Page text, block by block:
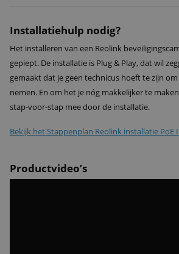
Installatiehulp nodig?
Het installeren van een Reolink
gepiept. De installatie is Plug & Play, dat wil
gemaakt dat je geen technicus hoeft te zijn
nemen. En om het je nóg makkelijker te
stap-voor-stap mee door de installatie.
Bekijk het Stappenplan Reolink installatie PoE
Productvideo’s